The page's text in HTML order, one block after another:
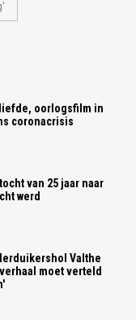
oorlogsfilm in
coronacrisis
van 25 jaar naar
werd
Valthe
moet verteld